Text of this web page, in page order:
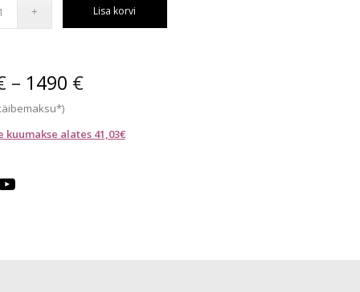
Lisa korvi
– 1490 €
kuumakse alates 41,03€